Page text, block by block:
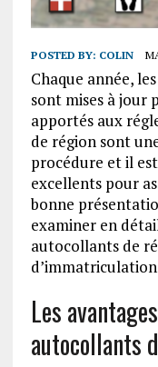
POSTED BY: COLIN
Chaque année,
sont mises à jour
apportés aux
de région sont
procédure et il
excellents pour
bonne
examiner en
autocollants de
Les
autocollants